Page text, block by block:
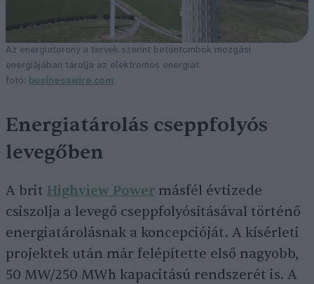
Az energiatorony a tervek szerint betontömbök mozgási
energiájában tárolja az elektromos energiát.
fotó: businesswire.com
Energiatárolás cseppfolyós
levegőben
A brit Highview Power másfél évtizede
csiszolja a levegő cseppfolyósításával történő
energiatárolásnak a koncepcióját. A kísérleti
projektek után már felépítette első nagyobb,
50 MW/250 MWh kapacitású rendszerét is. A